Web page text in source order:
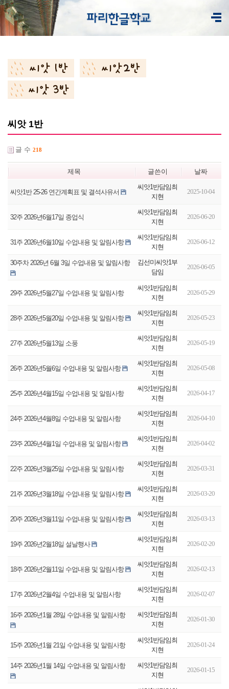
씨앗 1반
글 수 218
제목 글쓴이 날짜
씨앗1반 25-26 연간계획표 및 결석사유서
씨앗1반담임최
지현
2025-10-04
32주 2026년6월17일 종업식
씨앗1반담임최
지현
2026-06-20
31주 2026년6월10일 수업내용 및 알림사항
씨앗1반담임최
지현
2026-06-12
30주차 2026년 6월 3일 수업내용 및 알림사항
김선미씨앗1부
담임
2026-06-05
29주 2026년5월27일 수업내용 및 알림사항
씨앗1반담임최
지현
2026-05-29
28주 2026년5월20일 수업내용 및 알림사항
씨앗1반담임최
지현
2026-05-23
27주 2026년5월13일 소풍
씨앗1반담임최
지현
2026-05-19
26주 2026년5월6일 수업내용 및 알림사항
씨앗1반담임최
지현
2026-05-08
25주 2026년4월15일 수업내용 및 알림사항
씨앗1반담임최
지현
2026-04-17
24주 2026년4월8일 수업내용 및 알림사항
씨앗1반담임최
지현
2026-04-10
23주 2026년4월1일 수업내용 및 알림사항
씨앗1반담임최
지현
2026-04-02
22주 2026년3월25일 수업내용 및 알림사항
씨앗1반담임최
지현
2026-03-31
21주 2026년3월18일 수업내용 및 알림사항
씨앗1반담임최
지현
2026-03-20
20주 2026년3월11일 수업내용 및 알림사항
씨앗1반담임최
지현
2026-03-13
19주 2026년2월18일 설날행사
씨앗1반담임최
지현
2026-02-20
18주 2026년2월11일 수업내용 및 알림사항
씨앗1반담임최
지현
2026-02-13
17주 2026년2월4일 수업내용 및 알림사항
씨앗1반담임최
지현
2026-02-07
16주 2026년1월 28일 수업내용 및 알림사항
씨앗1반담임최
지현
2026-01-30
15주 2026년1월 21일 수업내용 및 알림사항
씨앗1반담임최
지현
2026-01-24
14주 2026년1월 14일 수업내용 및 알림사항
씨앗1반담임최
지현
2026-01-15